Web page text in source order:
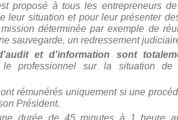
proposé à tous les entrepreneurs
leur situation et pour leur présenter
déterminée par exemple de
sauvegarde, un redressement
et d'information sont
le professionnel sur la situation
rémunérés uniquement si une
Président.